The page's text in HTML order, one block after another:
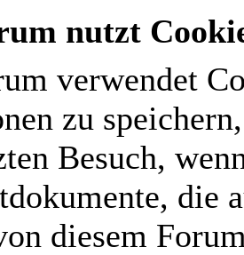
nutzt
verwendet
zu
Besuch,
die
diesem